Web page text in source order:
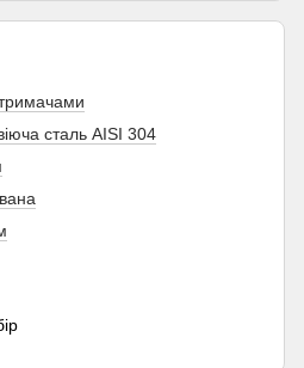
сталь AISI 304